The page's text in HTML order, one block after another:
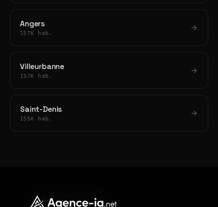
Angers
157K hab.
Villeurbanne
157K hab.
Saint-Denis
155K hab.